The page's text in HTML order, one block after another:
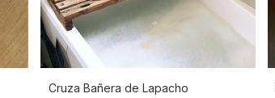
Cruza Bañera de Lapacho